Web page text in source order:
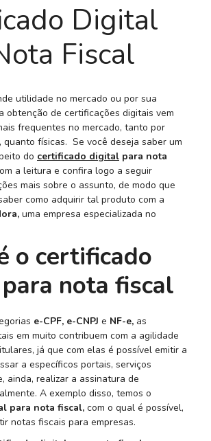
Digital
Fiscal
utilidade no mercado ou por sua
obtenção de certificações digitais vem
frequentes no mercado, tanto por
quanto físicas. Se você deseja saber um
do certificado digital para nota
a leitura e confira logo a seguir
mais sobre o assunto, de modo que
como adquirir tal produto com a
uma empresa especializada no
o certificado
nota fiscal
e-CPF, e-CNPJ e NF-e, as
em muito contribuem com a agilidade
já que com elas é possível emitir a
a específicos portais, serviços
ainda, realizar a assinatura de
A exemplo disso, temos o
para nota fiscal, com o qual é possível,
notas fiscais para empresas.